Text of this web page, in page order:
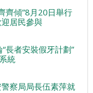
齊傾”8月20日舉行
居民參與
長者安裝假牙計劃”
統
察局局長伍素萍就